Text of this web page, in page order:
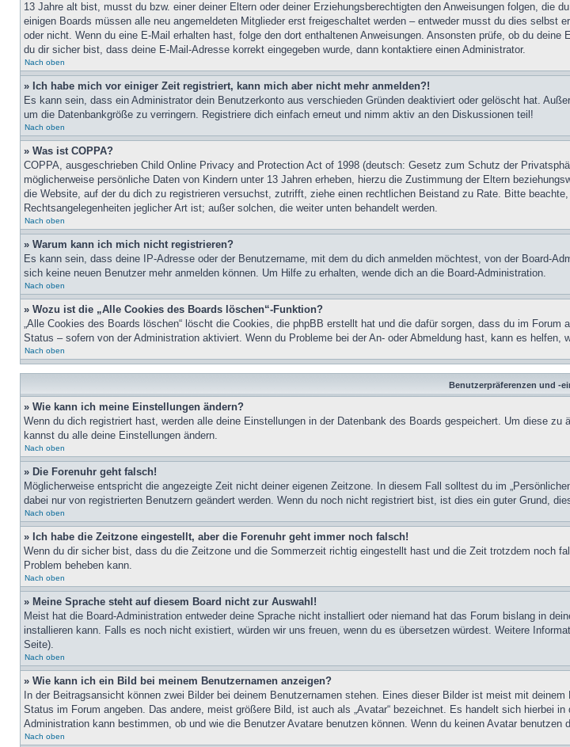
13 Jahre alt bist, musst du bzw. einer deiner Eltern oder deiner Erziehungsberechtigten den Anweisungen folgen,
einigen Boards müssen alle neu angemeldeten Mitglieder erst freigeschaltet werden – entweder musst du dies
oder nicht. Wenn du eine E-Mail erhalten hast, folge den dort enthaltenen Anweisungen. Ansonsten prüfe, ob du
du dir sicher bist, dass deine E-Mail-Adresse korrekt eingegeben wurde, dann kontaktiere einen Administrator.
Nach oben
» Ich habe mich vor einiger Zeit registriert, kann mich aber nicht mehr anmelden?!
Es kann sein, dass ein Administrator dein Benutzerkonto aus verschieden Gründen deaktiviert oder gelöscht hat.
um die Datenbankgröße zu verringern. Registriere dich einfach erneut und nimm aktiv an den Diskussionen teil!
Nach oben
» Was ist COPPA?
COPPA, ausgeschrieben Child Online Privacy and Protection Act of 1998 (deutsch: Gesetz zum Schutz der
möglicherweise persönliche Daten von Kindern unter 13 Jahren erheben, hierzu die Zustimmung der Eltern
die Website, auf der du dich zu registrieren versuchst, zutrifft, ziehe einen rechtlichen Beistand zu Rate. Bitte
Rechtsangelegenheiten jeglicher Art ist; außer solchen, die weiter unten behandelt werden.
Nach oben
» Warum kann ich mich nicht registrieren?
Es kann sein, dass deine IP-Adresse oder der Benutzername, mit dem du dich anmelden möchtest, von der Board-
sich keine neuen Benutzer mehr anmelden können. Um Hilfe zu erhalten, wende dich an die Board-Administration.
Nach oben
» Wozu ist die „Alle Cookies des Boards löschen“-Funktion?
„Alle Cookies des Boards löschen“ löscht die Cookies, die phpBB erstellt hat und die dafür sorgen, dass du im
Status – sofern von der Administration aktiviert. Wenn du Probleme bei der An- oder Abmeldung hast, kann es helfen,
Nach oben
Benutzerpräferenzen und -
» Wie kann ich meine Einstellungen ändern?
Wenn du dich registriert hast, werden alle deine Einstellungen in der Datenbank des Boards gespeichert. Um diese
kannst du alle deine Einstellungen ändern.
Nach oben
» Die Forenuhr geht falsch!
Möglicherweise entspricht die angezeigte Zeit nicht deiner eigenen Zeitzone. In diesem Fall solltest du im
dabei nur von registrierten Benutzern geändert werden. Wenn du noch nicht registriert bist, ist dies ein guter Grund,
Nach oben
» Ich habe die Zeitzone eingestellt, aber die Forenuhr geht immer noch falsch!
Wenn du dir sicher bist, dass du die Zeitzone und die Sommerzeit richtig eingestellt hast und die Zeit trotzdem noch
Problem beheben kann.
Nach oben
» Meine Sprache steht auf diesem Board nicht zur Auswahl!
Meist hat die Board-Administration entweder deine Sprache nicht installiert oder niemand hat das Forum bislang in
installieren kann. Falls es noch nicht existiert, würden wir uns freuen, wenn du es übersetzen würdest. Weitere
Seite).
Nach oben
» Wie kann ich ein Bild bei meinem Benutzernamen anzeigen?
In der Beitragsansicht können zwei Bilder bei deinem Benutzernamen stehen. Eines dieser Bilder ist meist mit
Status im Forum angeben. Das andere, meist größere Bild, ist auch als „Avatar“ bezeichnet. Es handelt sich hierbei
Administration kann bestimmen, ob und wie die Benutzer Avatare benutzen können. Wenn du keinen Avatar
Nach oben